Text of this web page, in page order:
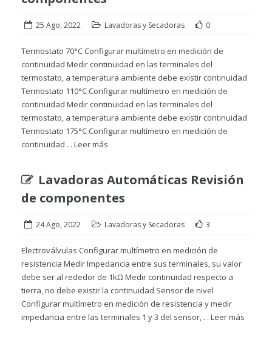
25 Ago, 2022 Lavadoras y Secadoras 0
Termostato 70°C Configurar multímetro en medición de
continuidad Medir continuidad en las terminales del
termostato, a temperatura ambiente debe existir continuidad
Termostato 110°C Configurar multímetro en medición de
continuidad Medir continuidad en las terminales del
termostato, a temperatura ambiente debe existir continuidad
Termostato 175°C Configurar multímetro en medición de
continuidad . . Leer más
Lavadoras Automáticas Revisión
de componentes
24 Ago, 2022 Lavadoras y Secadoras 3
Electroválvulas Configurar multímetro en medición de
resistencia Medir Impedancia entre sus terminales, su valor
debe ser al rededor de 1kΩ Medir continuidad respecto a
tierra, no debe existir la continuidad Sensor de nivel
Configurar multímetro en medición de resistencia y medir
impedancia entre las terminales 1 y 3 del sensor, . . Leer más